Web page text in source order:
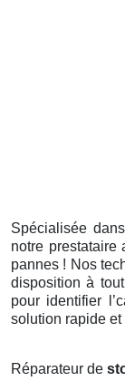
Spécialisée
notre prestataire
pannes ! Nos
disposition à
pour identifier
solution rapide et
Réparateur de